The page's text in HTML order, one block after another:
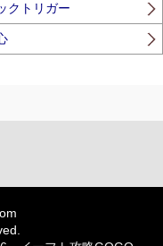
クトリガー